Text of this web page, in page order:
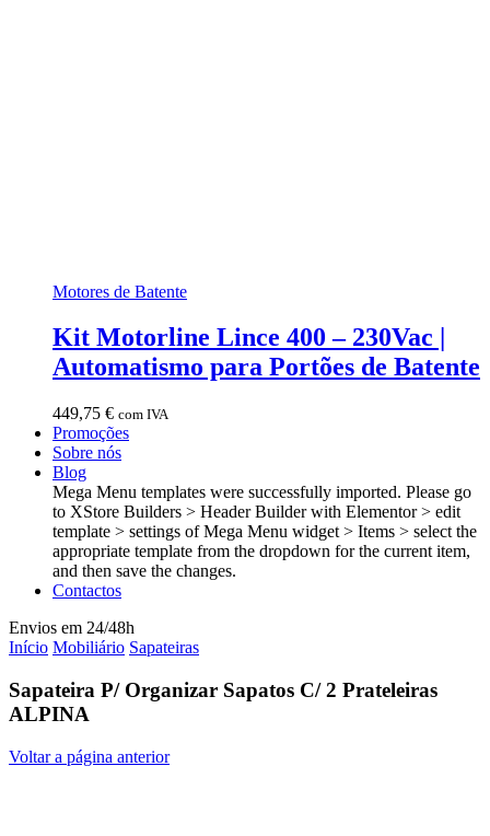
Motores de Batente
Kit Motorline Lince 400 – 230Vac |
Automatismo para Portões de Batente
449,75 € com IVA
Promoções
Sobre nós
Blog
Mega Menu templates were successfully imported. Please go
to XStore Builders > Header Builder with Elementor > edit
template > settings of Mega Menu widget > Items > select the
appropriate template from the dropdown for the current item,
and then save the changes.
Contactos
Envios em 24/48h
Início Mobiliário Sapateiras
Sapateira P/ Organizar Sapatos C/ 2 Prateleiras
ALPINA
Voltar a página anterior